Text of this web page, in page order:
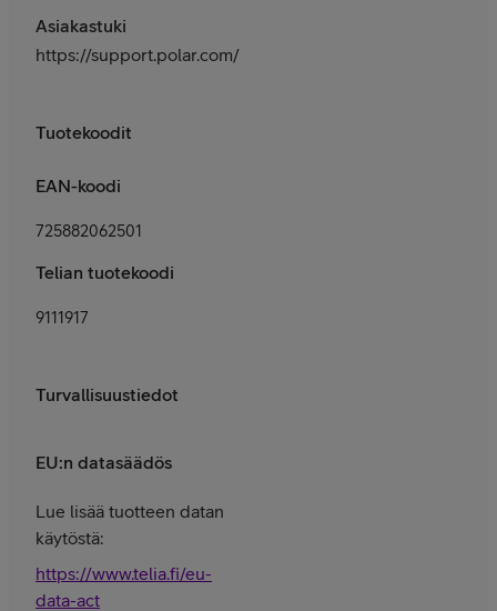
Asiakastuki
https://support.polar.com/fi
Tuotekoodit
EAN-koodi
725882062501
Telian tuotekoodi
9111917
Turvallisuustiedot
EU:n datasäädös
Lue lisää tuotteen datan
käytöstä:
https://www.telia.fi/eu-
data-act